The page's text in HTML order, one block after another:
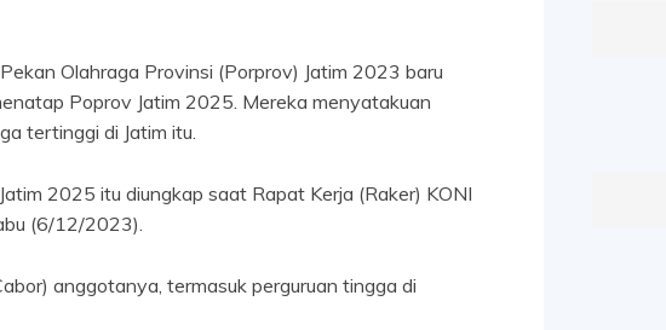
Olahraga Provinsi (Porprov) Jatim 2023 baru
Poprov Jatim 2025. Mereka menyatakuan
tertinggi di Jatim itu.
2025 itu diungkap saat Rapat Kerja (Raker) KONI
(6/12/2023).
anggotanya, termasuk perguruan tingga di